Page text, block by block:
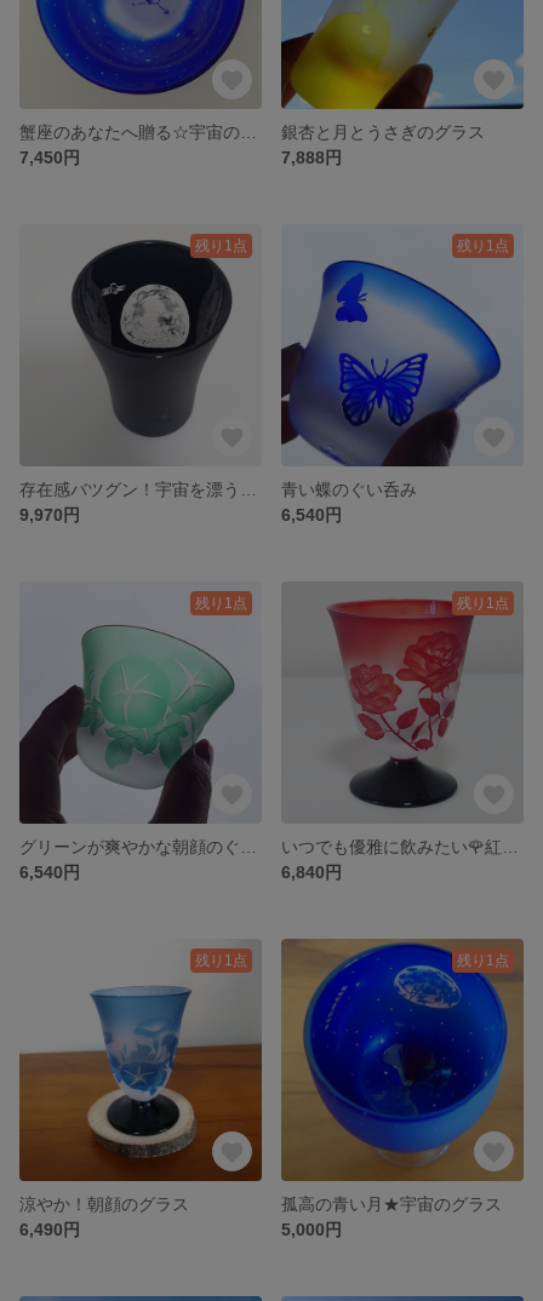
7,450円
銀杏と月とうさぎのグラス
7,888円
残り1点
9,970円
残り1点
青い蝶のぐい呑み
6,540円
残り1点
6,540円
残り1点
6,840円
残り1点
涼やか！朝顔のグラス
6,490円
残り1点
孤高の青い月★宇宙のグラス
5,000円